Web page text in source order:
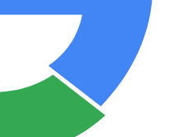
za siguran korak ka plej-